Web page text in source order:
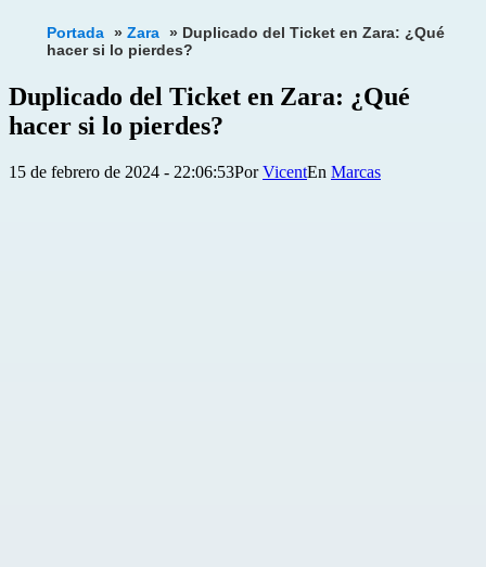
Portada » Zara » Duplicado del Ticket en Zara: ¿Qué
hacer si lo pierdes?
Duplicado del Ticket en Zara: ¿Qué
hacer si lo pierdes?
Publicada
15 de febrero de 2024 - 22:06:53PorVicent
Categorizado
Marcas